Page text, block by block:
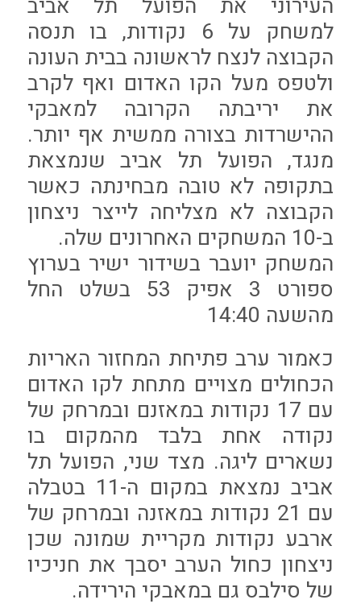
למשחק על 6 נקודות, בו תנסה
הקבוצה לנצח לראשונה בבית העונה
ולטפס מעל הקו האדום ואף לקרב
את יריבתה הקרובה למאבקי
ההישרדות בצורה ממשית אף יותר.
מנגד, הפועל תל אביב שנמצאת
בתקופה לא טובה מבחינתה כאשר
הקבוצה לא מצליחה לייצר ניצחון
ב-10 המשחקים האחרונים שלה.
המשחק יועבר בשידור ישיר בערוץ
ספורט 3 אפיק 53 בשלט החל
מהשעה 14:40
כאמור ערב פתיחת המחזור האריות
הכחולים מצויים מתחת לקו האדום
עם 17 נקודות במאזנם ובמרחק של
נקודה אחת בלבד מהמקום בו
נשארים ליגה. מצד שני, הפועל תל
אביב נמצאת במקום ה-11 בטבלה
עם 21 נקודות במאזנה ובמרחק של
ארבע נקודות מקריית שמונה שכן
ניצחון כחול הערב יסבך את חניכיו
של סילבס גם במאבקי הירידה.